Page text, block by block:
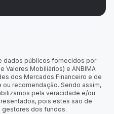
dados públicos fornecidos por
Valores Mobiliários) e ANBIMA
dos Mercados Financeiro e de
ou recomendação. Sendo assim,
pela veracidade e/ou
pois estes são de
dos fundos.